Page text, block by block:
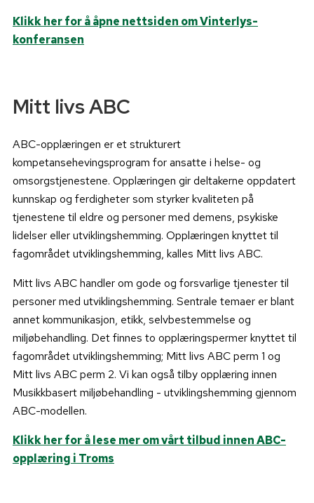
Klikk her for å åpne nettsiden om Vinterlys-
konferansen
Mitt livs ABC
ABC-opplæringen er et strukturert
kompetansehevingsprogram for ansatte i helse- og
omsorgstjenestene. Opplæringen gir deltakerne oppdatert
kunnskap og ferdigheter som styrker kvaliteten på
tjenestene til eldre og personer med demens, psykiske
lidelser eller utviklingshemming. Opplæringen knyttet til
fagområdet utviklingshemming, kalles Mitt livs ABC.
Mitt livs ABC handler om gode og forsvarlige tjenester til
personer med utviklingshemming. Sentrale temaer er blant
annet kommunikasjon, etikk, selvbestemmelse og
miljøbehandling. Det finnes to opplæringspermer knyttet til
fagområdet utviklingshemming; Mitt livs ABC perm 1 og
Mitt livs ABC perm 2. Vi kan også tilby opplæring innen
Musikkbasert miljøbehandling - utviklingshemming gjennom
ABC-modellen.
Klikk her for å lese mer om vårt tilbud innen ABC-
opplæring i Troms